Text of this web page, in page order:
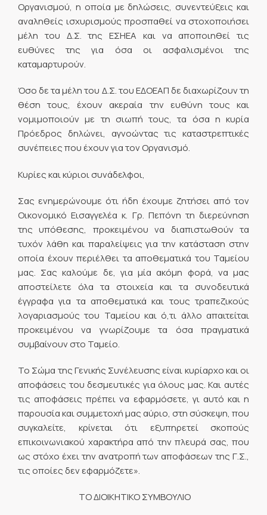
Οργανισμού, η οποία με δηλώσεις, συνεντεύξεις και
αναληθείς ισχυρισμούς προσπαθεί να στοχοποιήσει
μέλη του Δ.Σ. της ΕΣΗΕΑ και να αποποιηθεί τις
ευθύνες της για όσα οι ασφαλισμένοι της
καταμαρτυρούν.
Όσο δε τα μέλη του Δ.Σ. του ΕΔΟΕΑΠ δε διαχωρίζουν τη
θέση τους, έχουν ακεραία την ευθύνη τους και
νομιμοποιούν με τη σιωπή τους, τα όσα η κυρία
Πρόεδρος δηλώνει, αγνοώντας τις καταστρεπτικές
συνέπειες που έχουν για τον Οργανισμό.
Κυρίες και κύριοι συνάδελφοι,
Σας ενημερώνουμε ότι ήδη έχουμε ζητήσει από τον
Οικονομικό Εισαγγελέα κ. Γρ. Πεπόνη τη διερεύνηση
της υπόθεσης, προκειμένου να διαπιστωθούν τα
τυχόν λάθη και παραλείψεις για την κατάσταση στην
οποία έχουν περιέλθει τα αποθεματικά του Ταμείου
μας. Σας καλούμε δε, για μία ακόμη φορά, να μας
αποστείλετε όλα τα στοιχεία και τα συνοδευτικά
έγγραφα για τα αποθεματικά και τους τραπεζικούς
λογαριασμούς του Ταμείου και ό,τι άλλο απαιτείται
προκειμένου να γνωρίζουμε τα όσα πραγματικά
συμβαίνουν στο Ταμείο.
Το Σώμα της Γενικής Συνέλευσης είναι κυρίαρχο και οι
αποφάσεις του δεσμευτικές για όλους μας. Και αυτές
τις αποφάσεις πρέπει να εφαρμόσετε, γι αυτό και η
παρουσία και συμμετοχή μας αύριο, στη σύσκεψη, που
συγκαλείτε, κρίνεται ότι εξυπηρετεί σκοπούς
επικοινωνιακού χαρακτήρα από την πλευρά σας, που
ως στόχο έχει την ανατροπή των αποφάσεων της Γ.Σ.,
τις οποίες δεν εφαρμόζετε».
ΤΟ ΔΙΟΙΚΗΤΙΚΟ ΣΥΜΒΟΥΛΙΟ